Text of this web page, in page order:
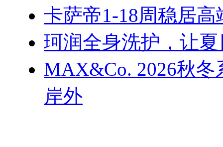
卡萨帝1-18周稳居
珂润全身洗护，让
MAX&Co. 2026秋
岸外